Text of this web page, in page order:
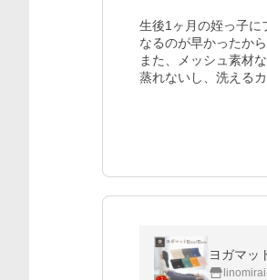
生後1ヶ月の姪っ子に
なるのが早かったか
また、メッシュ素材
蒸れないし、洗える
ヨガマッ